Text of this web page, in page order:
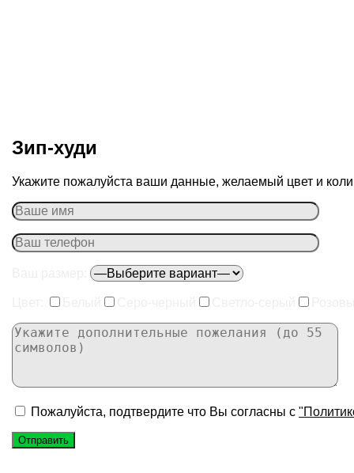
Зип-худи
Укажите пожалуйста ваши данные, желаемый цвет и
Пожалуйста, подтвердите что Вы согласны с